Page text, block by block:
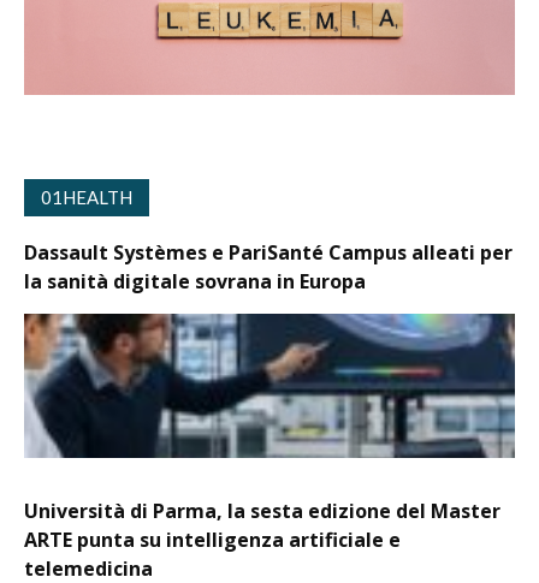
01HEALTH
Dassault Systèmes e PariSanté Campus alleati per
la sanità digitale sovrana in Europa
Università di Parma, la sesta edizione del Master
ARTE punta su intelligenza artificiale e
telemedicina